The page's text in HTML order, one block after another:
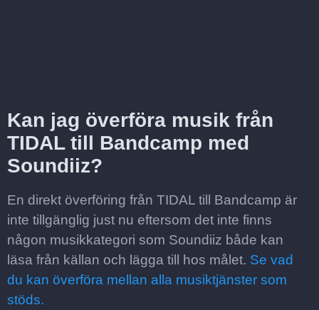
Kan jag överföra musik från
TIDAL till Bandcamp med
Soundiiz?
En direkt överföring från TIDAL till Bandcamp är
inte tillgänglig just nu eftersom det inte finns
någon musikkategori som Soundiiz både kan
läsa från källan och lägga till hos målet. Se vad
du kan överföra mellan alla musiktjänster som
stöds.